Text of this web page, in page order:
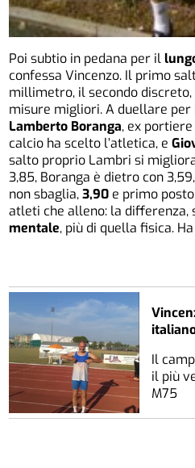
Poi subtio in pedana per il
confessa Vincenzo. Il primo
millimetro, il secondo
misure migliori. A duellare
Lamberto Boranga, ex
calcio ha scelto l’atletica, e
salto proprio Lambri si
3,85, Boranga è dietro con
non sbaglia,3,90 e primo
atleti che alleno: la differenza,
mentale, più di quella fisica.
Il
il più
M75